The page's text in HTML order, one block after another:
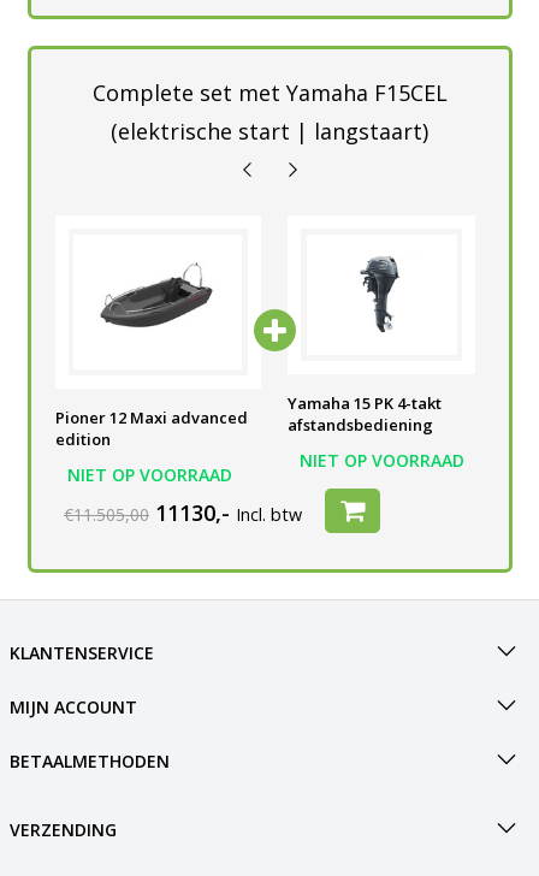
Complete set met Yamaha F15CEL
(elektrische start | langstaart)
Pioner 12 Maxi advanced
edition
NIET OP VOORRAAD
afstandsbediening
Yamaha 15 PK 4-takt
afstandsbediening
NIET OP VOORRAAD
€11.505,00 11130,- Incl. btw
KLANTENSERVICE
MIJN ACCOUNT
BETAALMETHODEN
VERZENDING